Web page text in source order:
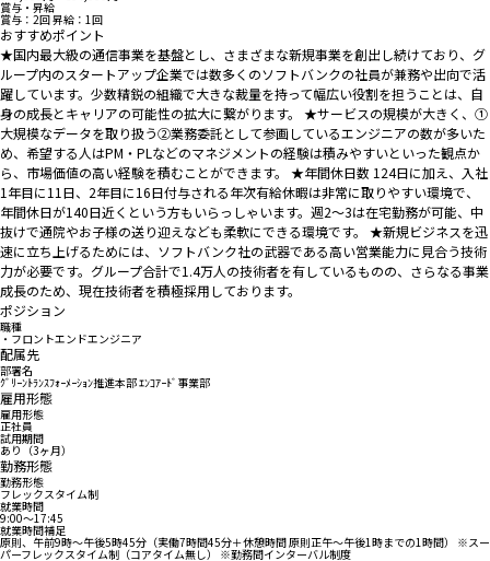
賞与・昇給
賞与：2回 昇給：1回
おすすめポイント
★国内最大級の通信事業を基盤とし、さまざまな新規事業を創出し続けており、グ
ループ内のスタートアップ企業では数多くのソフトバンクの社員が兼務や出向で活
躍しています。少数精鋭の組織で大きな裁量を持って幅広い役割を担うことは、自
身の成長とキャリアの可能性の拡大に繋がります。 ★サービスの規模が大きく、①
大規模なデータを取り扱う②業務委託として参画しているエンジニアの数が多いた
め、希望する人はPM・PLなどのマネジメントの経験は積みやすいといった観点か
ら、市場価値の高い経験を積むことができます。 ★年間休日数 124日に加え、入社
1年目に11日、2年目に16日付与される年次有給休暇は非常に取りやすい環境で、
年間休日が140日近くという方もいらっしゃいます。週2～3は在宅勤務が可能、中
抜けで通院やお子様の送り迎えなども柔軟にできる環境です。 ★新規ビジネスを迅
速に立ち上げるためには、ソフトバンク社の武器である高い営業能力に見合う技術
力が必要です。グループ合計で1.4万人の技術者を有しているものの、さらなる事業
成長のため、現在技術者を積極採用しております。
ポジション
職種
・フロントエンドエンジニア
配属先
部署名
ｸﾞﾘｰﾝﾄﾗﾝｽﾌｫｰﾒｰｼｮﾝ推進本部 ｴﾝｺｱｰﾄﾞ事業部
雇用形態
雇用形態
正社員
試用期間
あり（3ヶ月）
勤務形態
勤務形態
フレックスタイム制
就業時間
9:00〜17:45
就業時間補足
原則、午前9時～午後5時45分（実働7時間45分＋休憩時間 原則正午～午後1時までの1時間） ※スー
パーフレックスタイム制（コアタイム無し） ※勤務間インターバル制度